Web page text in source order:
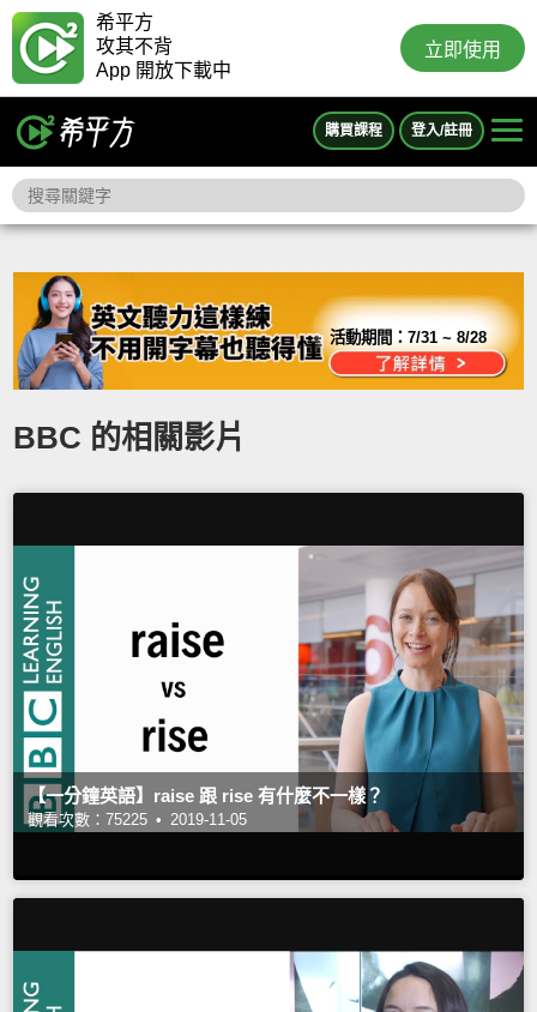
希平方
攻其不背
App 開放下載中
立即使用
購買課程 登入/註冊
活動期間：7/31 ~ 8/28
BBC 的相關影片
【一分鐘英語】raise 跟 rise 有什麼不一樣？
觀看次數：75225 • 2019-11-05